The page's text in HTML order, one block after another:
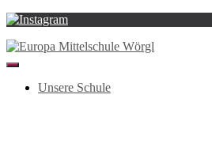
Navigation
umschaltenUnsere Schule